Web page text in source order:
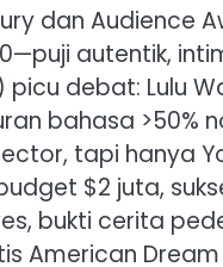
dan Audience
autentik,
debat: Lulu
bahasa >50%
tapi hanya
$2 juta,
bukti cerita
American